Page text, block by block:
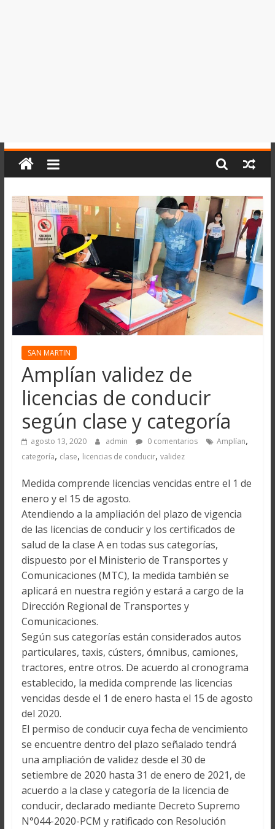
SAN MARTIN
Amplían validez de
licencias de conducir
según clase y categoría
agosto 13, 2020 admin 0 comentarios Amplían,
categoría, clase, licencias de conducir, validez
Medida comprende licencias vencidas entre el 1 de
enero y el 15 de agosto.
Atendiendo a la ampliación del plazo de vigencia
de las licencias de conducir y los certificados de
salud de la clase A en todas sus categorías,
dispuesto por el Ministerio de Transportes y
Comunicaciones (MTC), la medida también se
aplicará en nuestra región y estará a cargo de la
Dirección Regional de Transportes y
Comunicaciones.
Según sus categorías están considerados autos
particulares, taxis, cústers, ómnibus, camiones,
tractores, entre otros. De acuerdo al cronograma
establecido, la medida comprende las licencias
vencidas desde el 1 de enero hasta el 15 de agosto
del 2020.
El permiso de conducir cuya fecha de vencimiento
se encuentre dentro del plazo señalado tendrá
una ampliación de validez desde el 30 de
setiembre de 2020 hasta 31 de enero de 2021, de
acuerdo a la clase y categoría de la licencia de
conducir, declarado mediante Decreto Supremo
N°044-2020-PCM y ratificado con Resolución